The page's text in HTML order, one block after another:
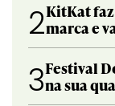
2KitKat
marca e
3Festival
na sua